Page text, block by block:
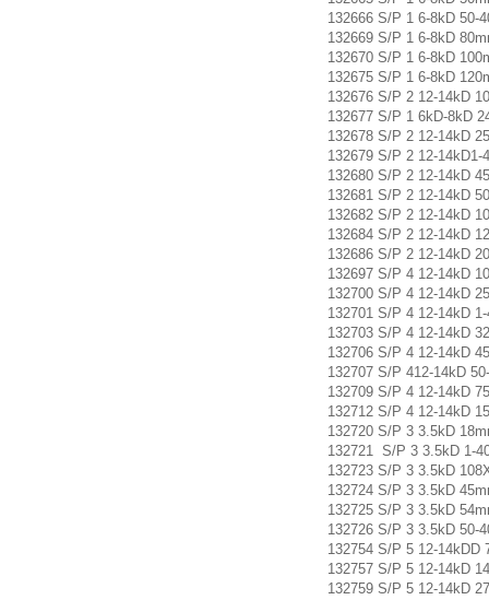
132666 S/P 1 6-8kD 50-
132669 S/P 1 6-8kD
132670 S/P 1 6-8kD
132675 S/P 1 6-8kD
132676 S/P 2 12-14kD
132677 S/P 1 6kD-8kD
132678 S/P 2 12-14kD
132679 S/P 2 12-
132680 S/P 2 12-14kD
132681 S/P 2 12-14kD
132682 S/P 2 12-14kD
132684 S/P 2 12-14kD
132686 S/P 2 12-14kD
132697 S/P 4 12-14kD
132700 S/P 4 12-14kD
132701 S/P 4 12-14kD
132703 S/P 4 12-14kD
132706 S/P 4 12-14kD
132707 S/P 412-14kD
132709 S/P 4 12-14kD
132712 S/P 4 12-14kD
132720 S/P 3 3.5kD
132721 S/P 3 3.5kD 1-
132723 S/P 3 3.5kD
132724 S/P 3 3.5kD
132725 S/P 3 3.5kD
132726 S/P 3 3.5kD 50-
132754 S/P 5 12-
132757 S/P 5 12-14kD
132759 S/P 5 12-14kD